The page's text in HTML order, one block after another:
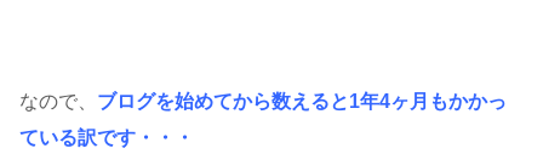
なので、 ブログを始めてから数えると1年4ヶ月もかかっ
ている訳です・・・